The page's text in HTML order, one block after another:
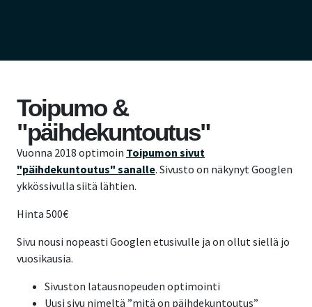
Toipumo &
"päihdekuntoutus"
Vuonna 2018 optimoin Toipumon sivut
"päihdekuntoutus" sanalle. Sivusto on näkynyt Googlen
ykkössivulla siitä lähtien.
Hinta 500€
Sivu nousi nopeasti Googlen etusivulle ja on ollut siellä jo
vuosikausia.
Sivuston latausnopeuden optimointi
Uusi sivu nimeltä ”mitä on päihdekuntoutus”